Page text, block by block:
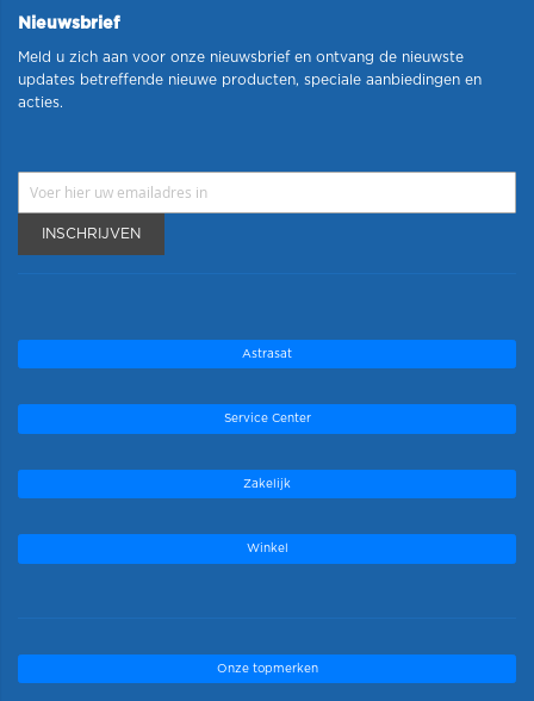
Nieuwsbrief
Meld u zich aan voor onze nieuwsbrief en ontvang de nieuwste
updates betreffende nieuwe producten, speciale aanbiedingen en
acties.
INSCHRIJVEN
Astrasat
Service Center
Zakelijk
Winkel
Onze topmerken